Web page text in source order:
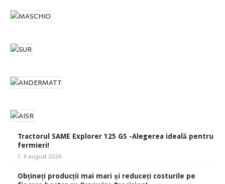
Tractorul SAME Explorer 125 GS -Alegerea ideală pentru
fermieri!
6 august 2026
Obțineți producții mai mari și reduceți costurile pe